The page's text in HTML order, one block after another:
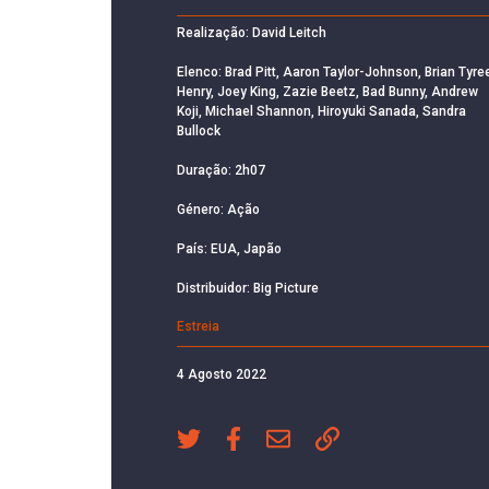
Realização: David Leitch
Elenco: Brad Pitt, Aaron Taylor-Johnson, Brian
Henry, Joey King, Zazie Beetz, Bad Bunny, Andrew
Koji, Michael Shannon, Hiroyuki Sanada, Sandra
Bullock
Duração: 2h07
Género: Ação
País: EUA, Japão
Distribuidor: Big Picture
Estreia
4 Agosto 2022